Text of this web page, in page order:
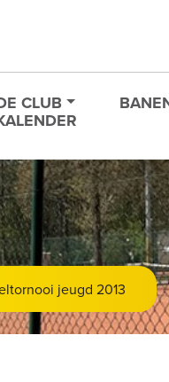
CLUB
jeugd 2013